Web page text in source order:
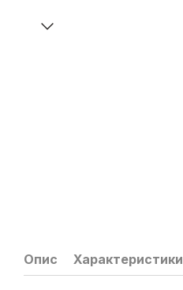
Опис Характеристики